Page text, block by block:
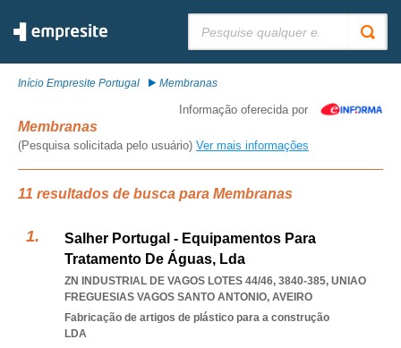
Início Empresite Portugal Membranas
Informação oferecida por
Membranas
(Pesquisa solicitada pelo usuário) Ver mais informações
11 resultados de busca para Membranas
Salher Portugal - Equipamentos Para
Tratamento De Águas, Lda
ZN INDUSTRIAL DE VAGOS LOTES 44/46, 3840-385, UNIAO
FREGUESIAS VAGOS SANTO ANTONIO, AVEIRO
Fabricação de artigos de plástico para a construção
LDA